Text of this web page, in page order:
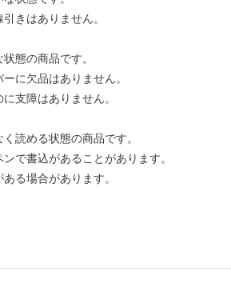
はありません。
態の商品です。
欠品はありません。
障はありません。
める状態の商品です。
書込があることがあります。
場合があります。